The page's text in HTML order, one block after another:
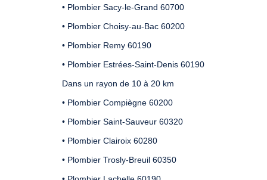
• Plombier Sacy-le-Grand 60700
• Plombier Choisy-au-Bac 60200
• Plombier Remy 60190
• Plombier Estrées-Saint-Denis 60190
Dans un rayon de 10 à 20 km
• Plombier Compiègne 60200
• Plombier Saint-Sauveur 60320
• Plombier Clairoix 60280
• Plombier Trosly-Breuil 60350